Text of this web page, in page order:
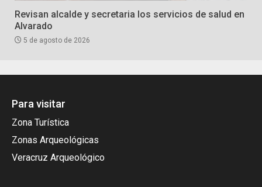
Revisan alcalde y secretaria los servicios de salud en
Alvarado
5 de agosto de 2026
Para visitar
Zona Turística
Zonas Arqueológicas
Veracruz Arqueológico